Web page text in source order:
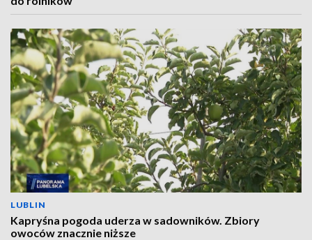
LUBLIN
Kapryśna pogoda uderza w sadowników. Zbiory
owoców znacznie niższe